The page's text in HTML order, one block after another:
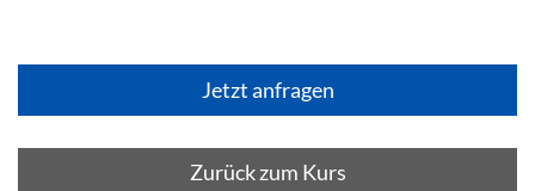
Zurück zum Kurs